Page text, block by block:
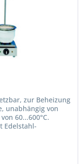
zur Beheizung
unabhängig von
60...600°C.
Edelstahl-